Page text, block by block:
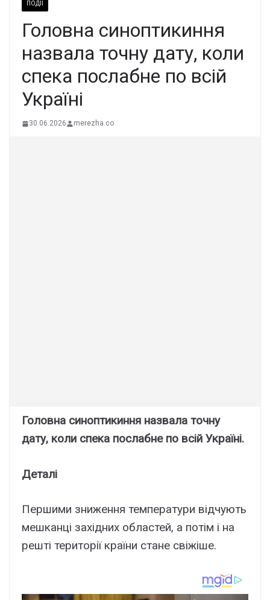
ПОДІЇ
Головна синoптикиння
назвала точну дaту, коли
спека пocлабне по всій
Укpаїні
30.06.2026 merezha.co
Головна синoптикиння назвала точну
дaту, коли спека пocлабне по всій Укpаїні.
Деталі
Першими зниження температури відчують
мешканці західних областей, а потім і на
решті території країни стане свіжіше.